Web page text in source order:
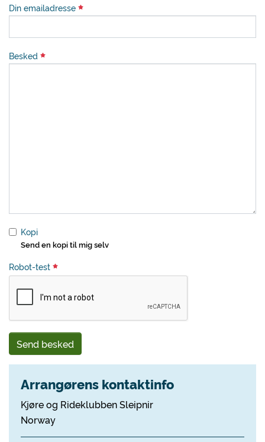
Din emailadresse
Besked
Kopi
Send en kopi til mig selv
Robot-test
Send besked
Arrangørens kontaktinfo
Kjøre og Rideklubben Sleipnir
Norway